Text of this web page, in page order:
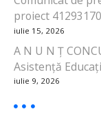
a
r
t
i
proiect
iulie 15, 2026
A N U N Ț
Asistență
iulie 9, 2026